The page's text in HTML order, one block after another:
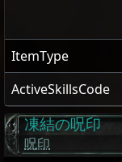
ItemType
ActiveSkillsCode
凍結の呪印
呪印